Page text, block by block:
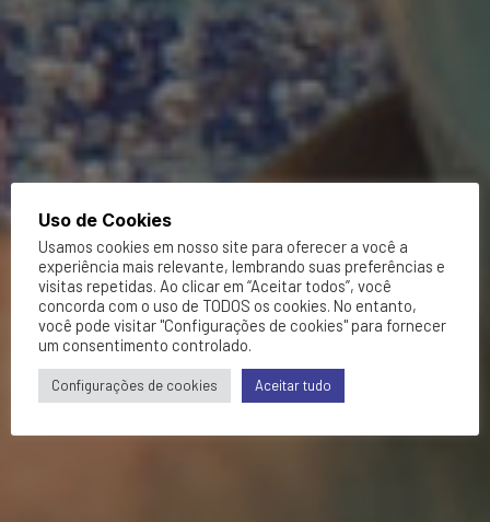
Uso de Cookies
Usamos cookies em nosso site para oferecer a você a
experiência mais relevante, lembrando suas preferências e
visitas repetidas. Ao clicar em “Aceitar todos”, você
concorda com o uso de TODOS os cookies. No entanto,
você pode visitar "Configurações de cookies" para fornecer
um consentimento controlado.
Configurações de cookies Aceitar tudo